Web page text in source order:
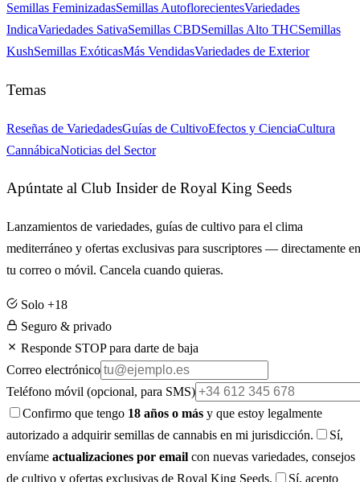
Semillas FeminizadasSemillas AutoflorecientesVariedades
IndicaVariedades SativaSemillas CBDSemillas Alto THCSemillas
KushSemillas ExóticasMás VendidasVariedades de Exterior
Temas
Reseñas de VariedadesGuías de CultivoEfectos y CienciaCultura
CannábicaNoticias del Sector
Apúntate al Club Insider de Royal King Seeds
Lanzamientos de variedades, guías de cultivo para el clima
mediterráneo y ofertas exclusivas para suscriptores — directamente en
tu correo o móvil. Cancela cuando quieras.
Solo +18
Seguro & privado
Responde STOP para darte de baja
Correo electrónico
Teléfono móvil (opcional, para SMS)
Confirmo que tengo 18 años o más y que estoy legalmente
autorizado a adquirir semillas de cannabis en mi jurisdicción.
Sí,
envíame actualizaciones por email con nuevas variedades, consejos
de cultivo y ofertas exclusivas de Royal King Seeds.
Sí, acepto